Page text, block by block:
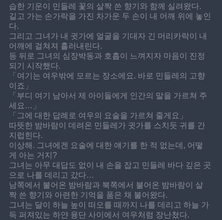
습한 기운이 민들레 꽃의 살짝 쓴 향기와 함께 실려왔다.
길고 가는 손가락을 가진 차가운 두 손이 내 어깨 위에 놓인
다.
그리고 그녀가 내 귓가에 얼굴을 기대자 긴 머리카락이 내
어깨에 걸쳐져 흘러내린다.
등 뒤로 그녀의 심장박동과 호흡이 느껴지자 마음이 진정
되기 시작했다.
「여기는 여우밖에 모르는 장소에요. 바로 민들레의 고향
이죠」
「부디 여기 남아서 제 아이들에게 인간의 말을 가르쳐 주
세요…」
「그에 대한 답례로 여우의 요술을 가르쳐 줄게요」
따뜻한 밤바람이 데려온 민들레가 귓가를 스치듯 귀를 간
지럽힌다.
이상해. 그녀에겐 요술에 대한 얘기를 한 적 없는데, 어떻
게 아는 거지?
그녀는 아무 대답도 없이 내 손을 잡고 민들레 바다 깊은 곳
으로 나를 데리고 갔다…
남쪽에서 불어온 밤바람과 북쪽에서 불어온 밤바람이 살
짝 쓴 향기와 아련한 기억을 품은 채 불어왔다.
그녀는 달이 하늘 높이 떠오를 때까지 나를 데리고 하늘 가
득 퍼져있는 하얀 융단 사이에서 여우처럼 장난쳤다.